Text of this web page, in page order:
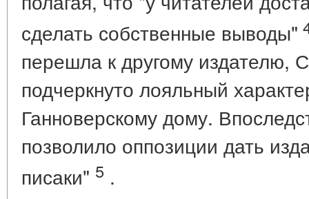
сделать собственные выводы"
перешла к другому издателю,
подчеркнуто лояльный
Ганноверскому дому.
позволило оппозиции дать
писаки" 5 .